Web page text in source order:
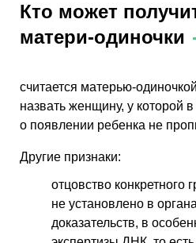
Кто может
матери-одиночки
считается матерью-
назвать женщину, у которой
о появлении ребенка не
Другие признаки:
отцовство конкретного
не установлено в
доказательств, в